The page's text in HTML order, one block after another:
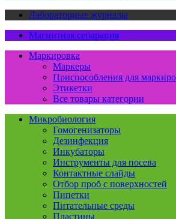
Лабораторные журналы
Магнитная сепарация
Маркировка
Маркеры
Приспособления для
Этикетки
Все товары категории
Микробиология
Гомогенизаторы
Дезинфекция
Инкубаторы
Инструменты для посева
Контактные слайды
Отбор проб с поверхностей
Пипетки
Питательные среды
Пластины